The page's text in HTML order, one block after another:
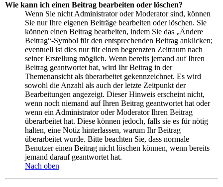
Wie kann ich einen Beitrag bearbeiten oder löschen?
Wenn Sie nicht Administrator oder Moderator sind, können
Sie nur Ihre eigenen Beiträge bearbeiten oder löschen. Sie
können einen Beitrag bearbeiten, indem Sie das „Ändere
Beitrag“-Symbol für den entsprechenden Beitrag anklicken;
eventuell ist dies nur für einen begrenzten Zeitraum nach
seiner Erstellung möglich. Wenn bereits jemand auf Ihren
Beitrag geantwortet hat, wird Ihr Beitrag in der
Themenansicht als überarbeitet gekennzeichnet. Es wird
sowohl die Anzahl als auch der letzte Zeitpunkt der
Bearbeitungen angezeigt. Dieser Hinweis erscheint nicht,
wenn noch niemand auf Ihren Beitrag geantwortet hat oder
wenn ein Administrator oder Moderator Ihren Beitrag
überarbeitet hat. Diese können jedoch, falls sie es für nötig
halten, eine Notiz hinterlassen, warum Ihr Beitrag
überarbeitet wurde. Bitte beachten Sie, dass normale
Benutzer einen Beitrag nicht löschen können, wenn bereits
jemand darauf geantwortet hat.
Nach oben